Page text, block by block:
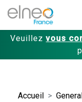
Veuillez vous
Accueil